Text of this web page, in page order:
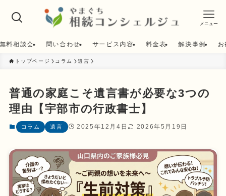
メニュー
料相談会 問い合わせ サービス内容 料金表 解決事例
トップページ コラム 遺言
普通の家庭こそ遺言書が必要な3つの
理由【宇部市の行政書士】
コラム 遺言 2025年12月4日 2026年5月19日